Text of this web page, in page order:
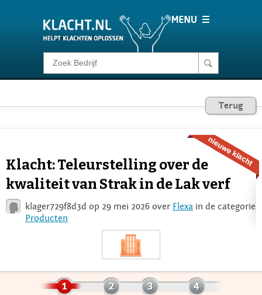
Klacht melden
Consumentenrecht
Voor Bedrijven
Login
Terug
Klacht: Teleurstelling over de
kwaliteit van Strak in de Lak verf
klager729f8d3d op 29 mei 2026 over Flexa in de categorie
Producten